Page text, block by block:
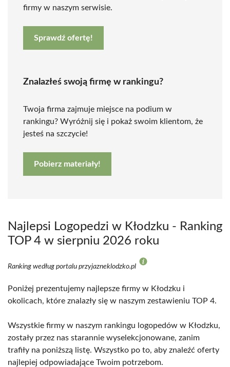
firmy w naszym serwisie.
Sprawdź ofertę!
Znalazłeś swoją firmę w rankingu?
Twoja firma zajmuje miejsce na podium w
rankingu? Wyróżnij się i pokaż swoim klientom, że
jesteś na szczycie!
Pobierz materiały!
Najlepsi Logopedzi w Kłodzku - Ranking
TOP 4 w sierpniu 2026 roku
Ranking według portalu przyjazneklodzko.pl
Poniżej prezentujemy najlepsze firmy w Kłodzku i
okolicach, które znalazły się w naszym zestawieniu TOP 4.
Wszystkie firmy w naszym rankingu logopedów w Kłodzku,
zostały przez nas starannie wyselekcjonowane, zanim
trafiły na poniższą listę. Wszystko po to, aby znaleźć oferty
najlepiej odpowiadające Twoim potrzebom.